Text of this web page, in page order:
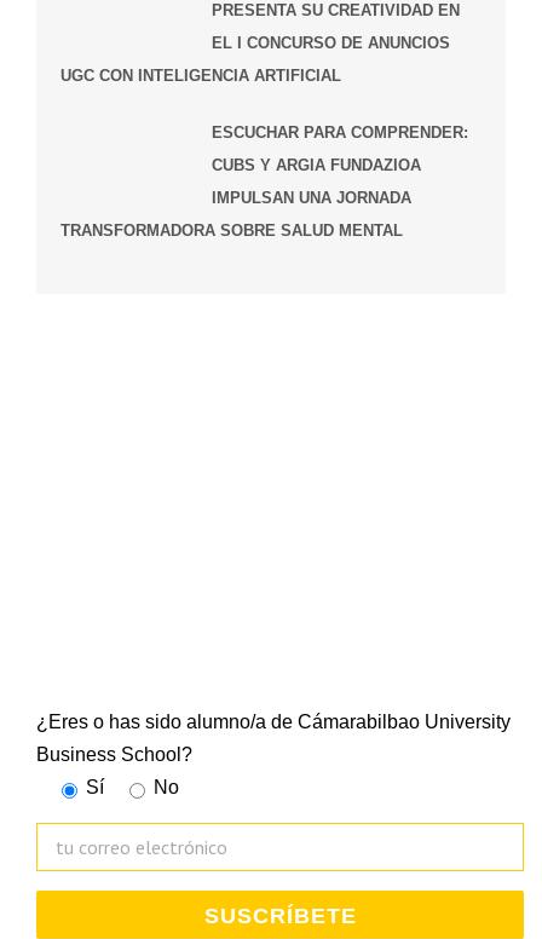
PRESENTA SU CREATIVIDAD EN
EL I CONCURSO DE ANUNCIOS
UGC CON INTELIGENCIA ARTIFICIAL
ESCUCHAR PARA COMPRENDER:
CUBS Y ARGIA FUNDAZIOA
IMPULSAN UNA JORNADA
TRANSFORMADORA SOBRE SALUD MENTAL
¿Eres o has sido alumno/a de Cámarabilbao University
Business School?
Sí
No